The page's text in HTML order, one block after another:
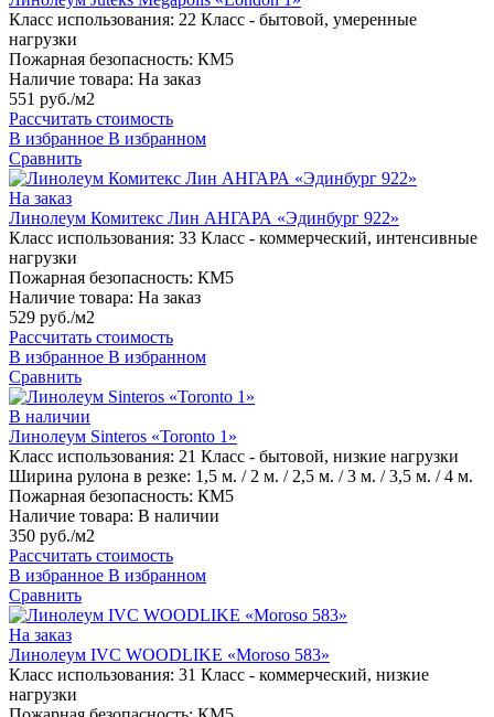
Класс использования: 22 Класс - бытовой, умеренные
нагрузки
Пожарная безопасность: КМ5
Наличие товара: На заказ
551 руб./м2
Рассчитать стоимость
В избранное В избранном
Сравнить
На заказ
Линолеум Комитекс Лин АНГАРА «Эдинбург 922»
Класс использования: 33 Класс - коммерческий, интенсивные
нагрузки
Пожарная безопасность: КМ5
Наличие товара: На заказ
529 руб./м2
Рассчитать стоимость
В избранное В избранном
Сравнить
В наличии
Линолеум Sinteros «Toronto 1»
Класс использования: 21 Класс - бытовой, низкие нагрузки
Ширина рулона в резке: 1,5 м. / 2 м. / 2,5 м. / 3 м. / 3,5 м. / 4 м.
Пожарная безопасность: КМ5
Наличие товара: В наличии
350 руб./м2
Рассчитать стоимость
В избранное В избранном
Сравнить
На заказ
Линолеум IVC WOODLIKE «Moroso 583»
Класс использования: 31 Класс - коммерческий, низкие
нагрузки